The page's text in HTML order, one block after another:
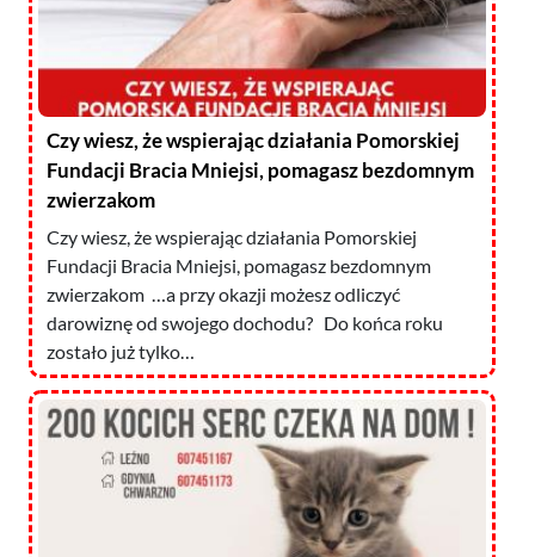
Czy wiesz, że wspierając działania Pomorskiej
Fundacji Bracia Mniejsi, pomagasz bezdomnym
zwierzakom
Czy wiesz, że wspierając działania Pomorskiej
Fundacji Bracia Mniejsi, pomagasz bezdomnym
zwierzakom …a przy okazji możesz odliczyć
darowiznę od swojego dochodu? Do końca roku
zostało już tylko…